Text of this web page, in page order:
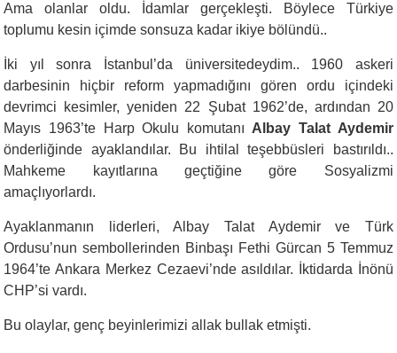
Ama olanlar oldu. İdamlar gerçekleşti. Böylece Türkiye
toplumu kesin içimde sonsuza kadar ikiye bölündü..
İki yıl sonra İstanbul’da üniversitedeydim.. 1960 askeri
darbesinin hiçbir reform yapmadığını gören ordu içindeki
devrimci kesimler, yeniden 22 Şubat 1962’de, ardından 20
Mayıs 1963’te Harp Okulu komutanı Albay Talat Aydemir
önderliğinde ayaklandılar. Bu ihtilal teşebbüsleri bastırıldı..
Mahkeme kayıtlarına geçtiğine göre Sosyalizmi
amaçlıyorlardı.
Ayaklanmanın liderleri, Albay Talat Aydemir ve Türk
Ordusu’nun sembollerinden Binbaşı Fethi Gürcan 5 Temmuz
1964’te Ankara Merkez Cezaevi’nde asıldılar. İktidarda İnönü
CHP’si vardı.
Bu olaylar, genç beyinlerimizi allak bullak etmişti.